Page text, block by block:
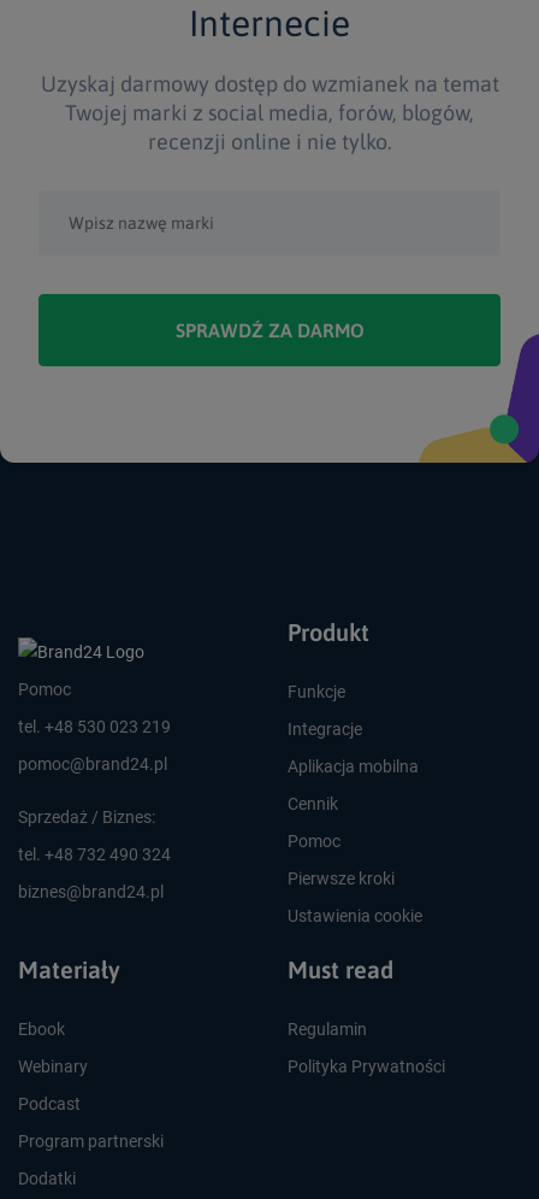
Internecie
Uzyskaj darmowy dostęp do wzmianek na temat
Twojej marki z social media, forów, blogów,
recenzji online i nie tylko.
SPRAWDŹ ZA DARMO
Pomoc
tel. +48 530 023 219
pomoc@brand24.pl
Sprzedaż / Biznes:
tel. +48 732 490 324
biznes@brand24.pl
Produkt
Funkcje
Integracje
Aplikacja mobilna
Cennik
Pomoc
Pierwsze kroki
Ustawienia cookie
Must read
Regulamin
Polityka Prywatności
Materiały
Ebook
Webinary
Podcast
Program partnerski
Dodatki